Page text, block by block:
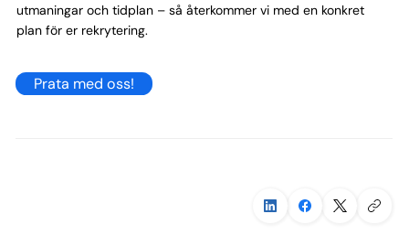
utmaningar och tidplan – så återkommer vi med en konkret
plan för er rekrytering.
Prata med oss!